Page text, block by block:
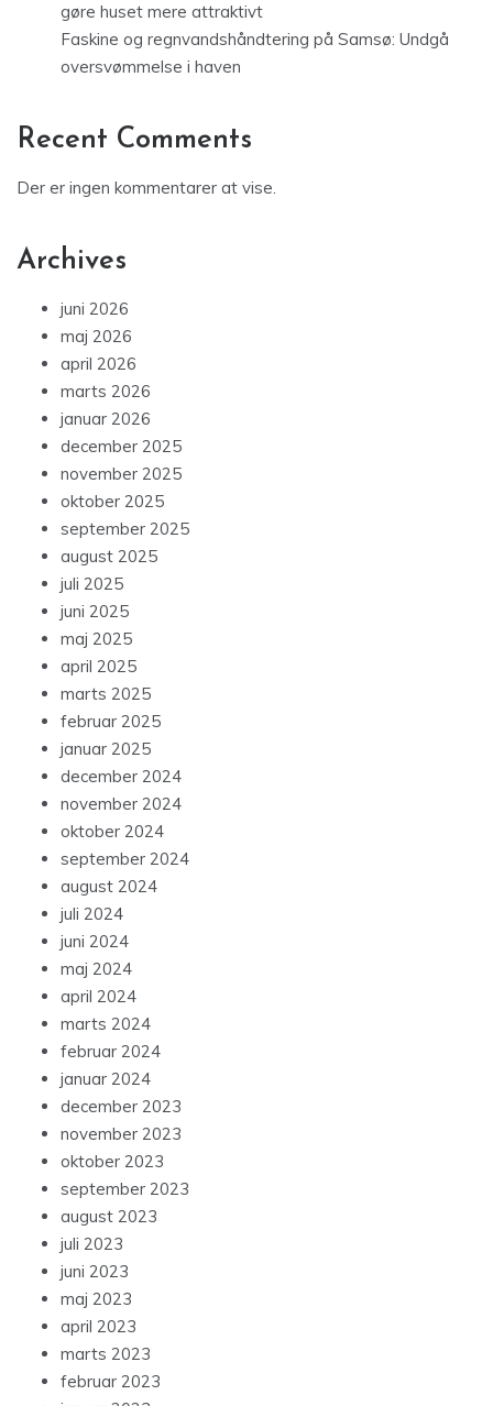
gøre huset mere attraktivt
Faskine og regnvandshåndtering på Samsø: Undgå
oversvømmelse i haven
Recent Comments
Der er ingen kommentarer at vise.
Archives
juni 2026
maj 2026
april 2026
marts 2026
januar 2026
december 2025
november 2025
oktober 2025
september 2025
august 2025
juli 2025
juni 2025
maj 2025
april 2025
marts 2025
februar 2025
januar 2025
december 2024
november 2024
oktober 2024
september 2024
august 2024
juli 2024
juni 2024
maj 2024
april 2024
marts 2024
februar 2024
januar 2024
december 2023
november 2023
oktober 2023
september 2023
august 2023
juli 2023
juni 2023
maj 2023
april 2023
marts 2023
februar 2023